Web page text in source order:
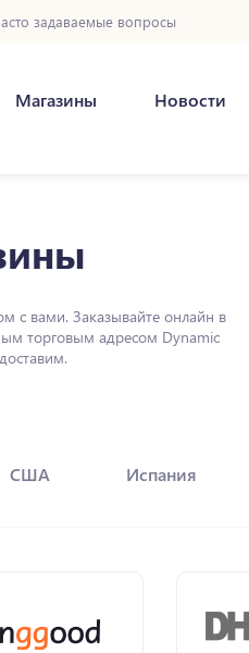
задаваемые вопросы
Магазины Новости
с вами. Заказывайте онлайн в
торговым адресом Dynamic
США Испания